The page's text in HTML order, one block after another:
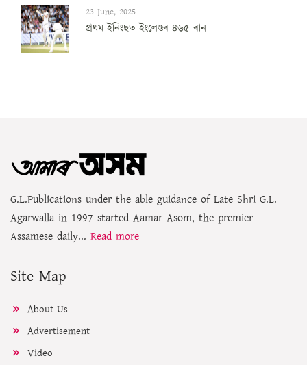
23 June, 2025
প্ৰথম ইনিংছত ইংলেণ্ডৰ ৪৬৫ ৰান
G.L.Publications under the able guidance of Late Shri G.L.
Agarwalla in 1997 started Aamar Asom, the premier
Assamese daily... Read more
Site Map
About Us
Advertisement
Video